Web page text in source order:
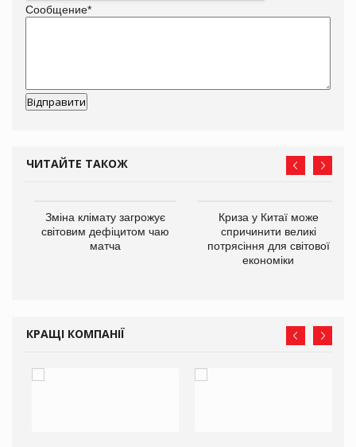
Сообщение*
ЧИТАЙТЕ ТАКОЖ
Зміна клімату загрожує
світовим дефіцитом чаю
матча
Криза у Китаї може
спричинити великі
потрясіння для світової
економіки
КРАЩІ КОМПАНІЇ